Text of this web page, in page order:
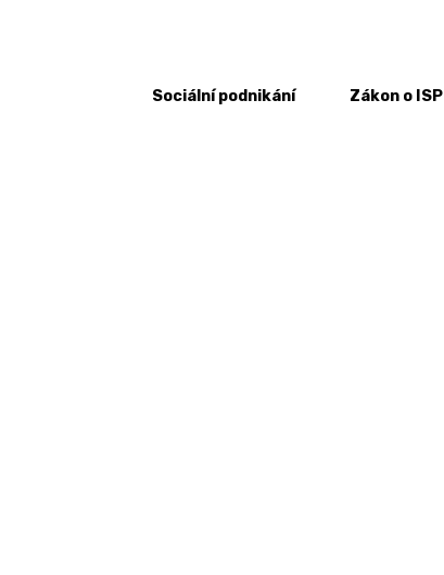
Sociální podnikání Zákon o ISP